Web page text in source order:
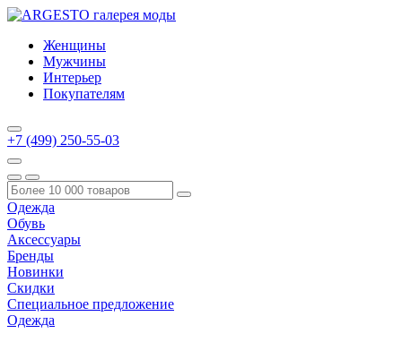
Женщины
Мужчины
Интерьер
Покупателям
+7 (499) 250-55-03
Одежда
Обувь
Аксессуары
Бренды
Новинки
Скидки
Специальное предложение
Одежда